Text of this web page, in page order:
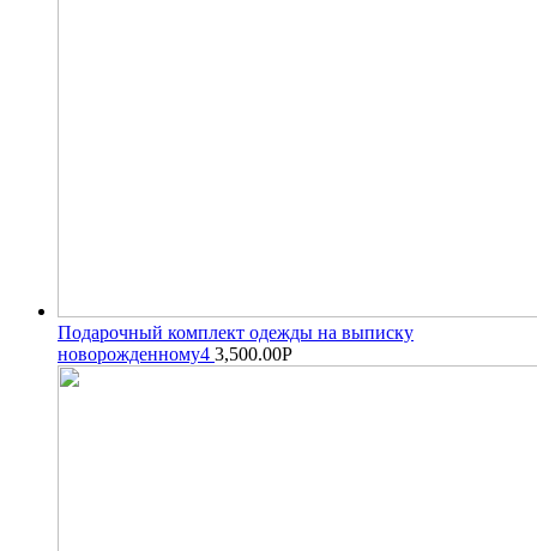
Подарочный комплект одежды на выписку
новорожденному4 3,500.00Р